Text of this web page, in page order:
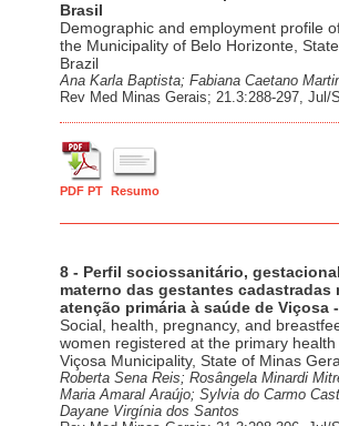
Brasil
Demographic and employment profile
the Municipality of Belo Horizonte,
Brazil
Ana Karla Baptista; Fabiana Caetano
Rev Med Minas Gerais; 21.3:288-297, Jul/
PDF PT Resumo
8 - Perfil sociossanitário,
materno das gestantes cadastradas
atenção primária à saúde de Viçosa
Social, health, pregnancy, and
women registered at the primary
Viçosa Municipality, State of Minas
Roberta Sena Reis; Rosângela Minardi
Maria Amaral Araújo; Sylvia do Carmo
Dayane Virgínia dos Santos